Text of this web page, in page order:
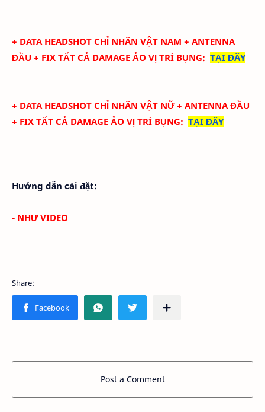
+ DATA HEADSHOT CHỈ NHÂN VẬT NAM + ANTENNA
ĐẦU + FIX TẤT CẢ DAMAGE ẢO VỊ TRÍ BỤNG: TẠI ĐÂY
+ DATA HEADSHOT CHỈ NHÂN VẬT NỮ + ANTENNA ĐẦU
+ FIX TẤT CẢ DAMAGE ẢO VỊ TRÍ BỤNG: TẠI ĐÂY
Hướng dẫn cài đặt:
- NHƯ VIDEO
Post a Comment